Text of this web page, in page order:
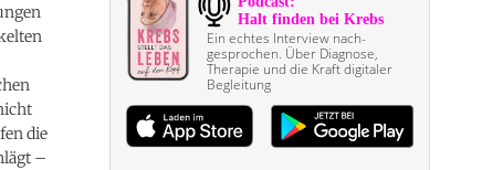
die
–
Ein echtes Interview nach­
gesprochen. Über Diagnose,
Therapie und die Kraft digitaler
Begleitung